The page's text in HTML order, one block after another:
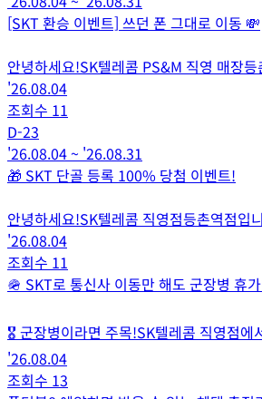
[SKT 환승 이벤트] 쓰던 폰 그대로 이동 💸
안녕하세요!SK텔레콤 PS&M 직영 매장
'26.08.04
조회수 11
D-23
'26.08.04~ '26.08.31
🎁 SKT 단골 등록 100% 당첨 이벤트!
안녕하세요!SK텔레콤 직영점등촌역점입
'26.08.04
조회수 11
🪖 SKT로 통신사 이동만 해도 군장병 휴
🎖️ 군장병이라면 주목!SK텔레콤 직영점
'26.08.04
조회수 13